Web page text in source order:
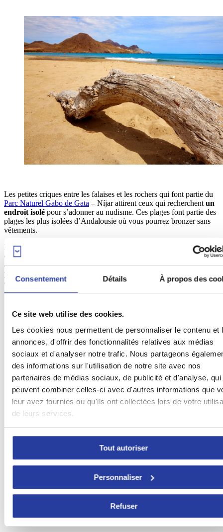
Consentement Détails À propos des
Ce site web utilise des cookies.
Les cookies nous permettent de personnaliser le contenu et
annonces, d'offrir des fonctionnalités relatives aux médias
sociaux et d'analyser notre trafic. Nous partageons
des informations sur l'utilisation de notre site avec nos
partenaires de médias sociaux, de publicité et d'analyse, qui
peuvent combiner celles-ci avec d'autres informations que
leur avez fournies ou qu'ils ont collectées lors de votre
de leurs services.
Tout autoriser
Personnaliser
Refuser
Les petites criques entre les falaises et les rochers qui font partie du
Parc Naturel Gabo de Gata – Níjar attirent ceux qui recherchent un
endroit isolé pour s’adonner au nudisme. Ces plages font partie des
plages les plus isolées d’Andalousie où vous pourrez bronzer sans
vêtements.
Laplage de Barrancal
permettent
également de pratiquer le naturisme tout en étant en communion
avec la nature environnante. Important : ces deuxplages étant
pratiquement vierges,
il est fortement conseillé d’emmener de l’eau
et de quoi manger pour y passer la journée.
12. Plage de Los Muertos (Carboneras)
Playa de los Muertos, Almería. Photo par